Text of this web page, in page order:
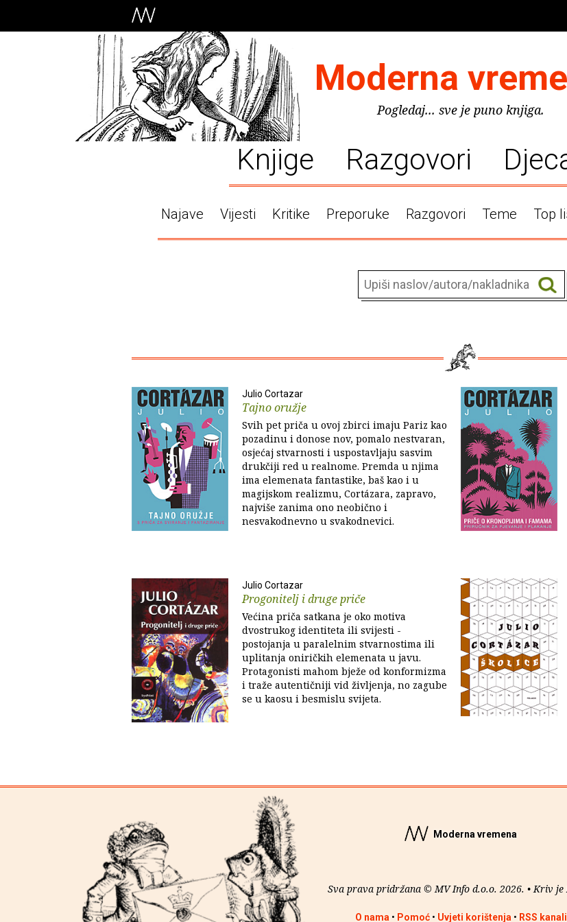
Moderna
Pogledaj... sve je puno knjiga.
Knjige Razgovori
Najave Vijesti Kritike Preporuke Razgovori Teme Top
Julio Cortazar
Tajno oružje
Svih pet priča u ovoj zbirci imaju Pariz kao
pozadinu i donose nov, pomalo nestvaran,
osjećaj stvarnosti i uspostavljaju sasvim
drukčiji red u realnome. Premda u njima
ima elemenata fantastike, baš kao i u
magijskom realizmu, Cortázara, zapravo,
najviše zanima ono neobično i
nesvakodnevno u svakodnevici.
Julio Cortazar
Progonitelj i druge priče
Većina priča satkana je oko motiva
dvostrukog identiteta ili svijesti -
postojanja u paralelnim stvarnostima ili
uplitanja oniričkih elemenata u javu.
Protagonisti mahom bježe od konformizma
i traže autentičniji vid življenja, no zagube
se u kaosu i besmislu svijeta.
Moderna vremena
Sva prava pridržana © MV Info d.o.o. 2026. • Kriv je
O nama • Pomoć• Uvjeti korištenja • RSS kanali